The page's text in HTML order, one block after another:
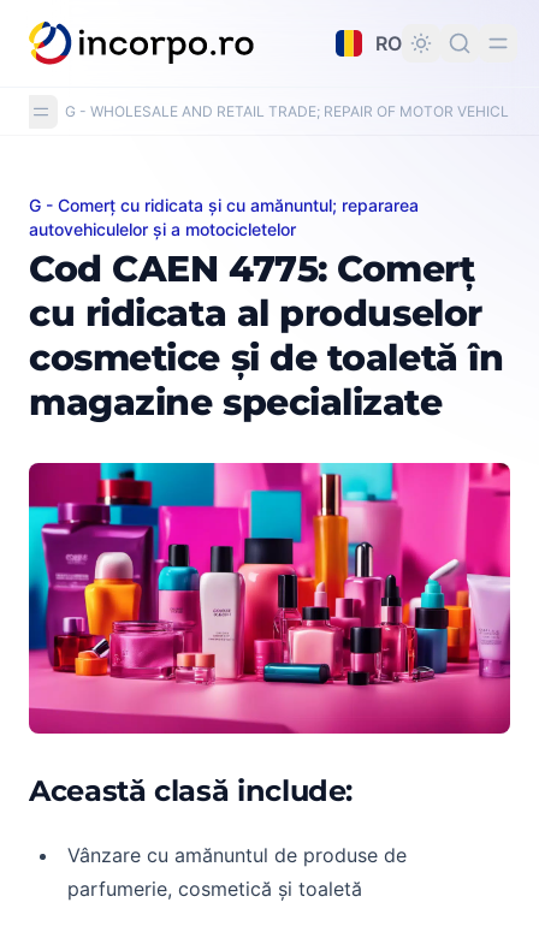
principal
RO
G - WHOLESALE AND RETAIL TRADE; REPAIR OF MOTOR VEHICLES
Cod CAEN 4775: Comerț cu ridicata al produselor
G - Comerț cu ridicata și cu amănuntul; repararea
autovehiculelor și a motocicletelor
Cod CAEN 4775: Comerț
cu ridicata al produselor
cosmetice și de toaletă în
magazine specializate
Această clasă include:
Vânzare cu amănuntul de produse de
parfumerie, cosmetică și toaletă